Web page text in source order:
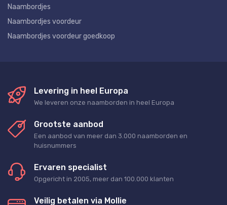
Naambordjes
Naambordjes voordeur
Naambordjes voordeur goedkoop
Levering in heel Europa
We leveren onze naamborden in heel Europa
Grootste aanbod
Een aanbod van meer dan 3.000 naamborden en
huisnummers
Ervaren specialist
Opgericht in 2005, meer dan 100.000 klanten
Veilig betalen via Mollie